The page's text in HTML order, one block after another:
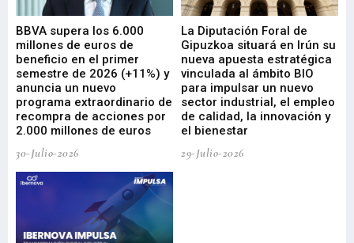
BBVA supera los 6.000
millones de euros de
beneficio en el primer
semestre de 2026 (+11%) y
anuncia un nuevo
programa extraordinario de
recompra de acciones por
2.000 millones de euros
30-Julio-2026
La Diputación Foral de
Gipuzkoa situará en Irún su
nueva apuesta estratégica
vinculada al ámbito BIO
para impulsar un nuevo
sector industrial, el empleo
de calidad, la innovación y
el bienestar
29-Julio-2026